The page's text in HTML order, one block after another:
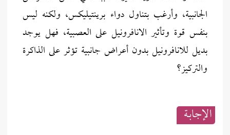
الجانبية، وأرغب بتناول دواء برينتيليكس، ولكنه ليس
بنفس قوة وتأثير الانافرونيل على العصبية، فهل يوجد
بديل للانافرونيل بدون أعراض جانبية تؤثر على الذاكرة
والتركيز؟
الإجابــة